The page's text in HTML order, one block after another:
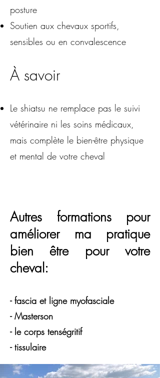
posture
Soutien aux chevaux sportifs,
sensibles ou en convalescence
À savoir
Le shiatsu ne remplace pas le suivi
vétérinaire ni les soins médicaux,
mais complète le bien-être physique
et mental de votre cheval
Autres formations pour
améliorer ma pratique
bien être pour votre
cheval:
- fascia et ligne myofasciale
- Masterson
- le corps tenségritif
- tissulaire